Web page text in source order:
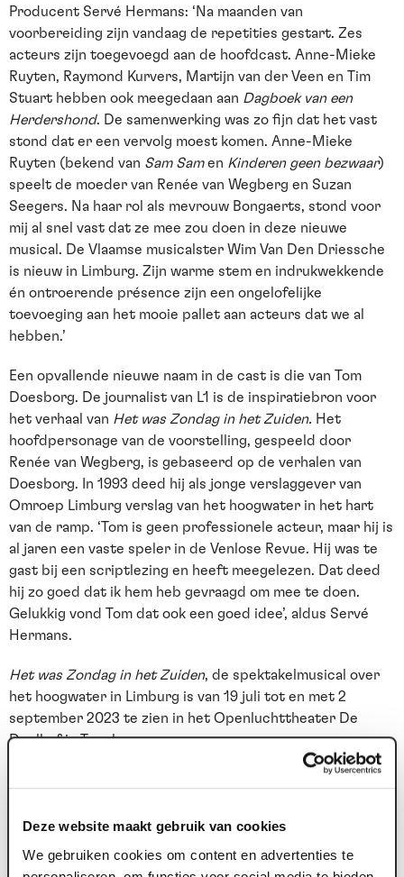
Deze website maakt gebruik van cookies
We gebruiken cookies om content en advertenties te
Producent Servé Hermans: ‘Na maanden van
voorbereiding zijn vandaag de repetities gestart. Zes
acteurs zijn toegevoegd aan de hoofdcast. Anne-Mieke
Ruyten, Raymond Kurvers, Martijn van der Veen en Tim
Stuart hebben ook meegedaan aan Dagboek van een
Herdershond. De samenwerking was zo fijn dat het vast
stond dat er een vervolg moest komen. Anne-Mieke
Ruyten (bekend van Sam Samen Kinderen geen bezwaar)
speelt de moeder van Renée van Wegberg en Suzan
Seegers. Na haar rol als mevrouw Bongaerts, stond voor
mij al snel vast dat ze mee zou doen in deze nieuwe
musical. De Vlaamse musicalster Wim Van Den Driessche
is nieuw in Limburg. Zijn warme stem en indrukwekkende
én ontroerende présence zijn een ongelofelijke
toevoeging aan het mooie pallet aan acteurs dat we al
hebben.’
Een opvallende nieuwe naam in de cast is die van Tom
Doesborg. De journalist van L1 is de inspiratiebron voor
het verhaal van Het was Zondag in het Zuiden. Het
hoofdpersonage van de voorstelling, gespeeld door
Renée van Wegberg, is gebaseerd op de verhalen van
Doesborg. In 1993 deed hij als jonge verslaggever van
Omroep Limburg verslag van het hoogwater in het hart
van de ramp. ‘Tom is geen professionele acteur, maar hij is
al jaren een vaste speler in de Venlose Revue. Hij was te
gast bij een scriptlezing en heeft meegelezen. Dat deed
hij zo goed dat ik hem heb gevraagd om mee te doen.
Gelukkig vond Tom dat ook een goed idee’, aldus Servé
Hermans.
Het was Zondag in het Zuiden, de spektakelmusical over
het hoogwater in Limburg is van 19 juli tot en met 2
september 2023 te zien in het Openluchttheater De
Doolhof in Tegelen.
Suzan Seegers, Victor Lammertijn, Anne-Mieke Ruyten,
Kurvers, Martijn van der Veen, Tim Stuart.